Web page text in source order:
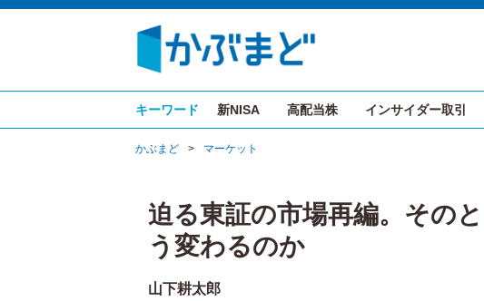
キーワード 新NISA 高配当株 インサイダー取引
かぶまど > マーケット
迫る東証の市場再編。その
う変わるのか
山下耕太郎